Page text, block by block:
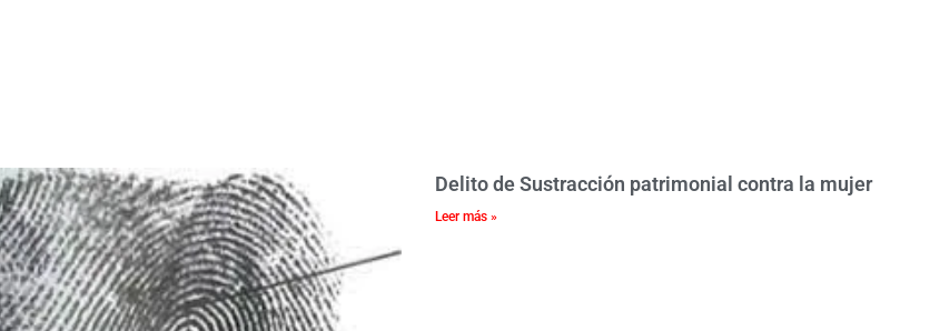
Delito de Sustracción patrimonial contra la mujer
Leer más »